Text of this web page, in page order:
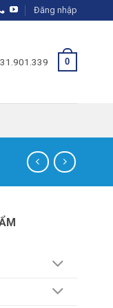
Đăng nhập
0